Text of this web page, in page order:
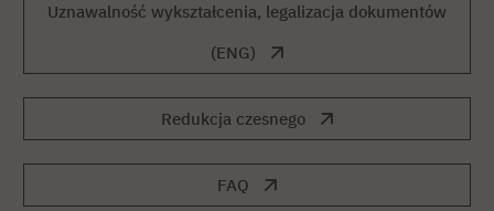
Uznawalność wykształcenia, legalizacja dokumentów
(ENG)
Redukcja czesnego
FAQ